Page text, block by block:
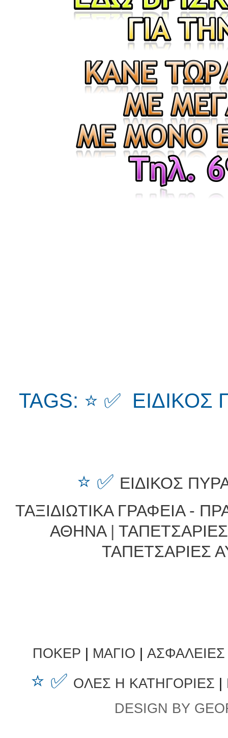
TAGS: ⭐ ✅
⭐ ✅ ΕΙΔΙΚΟΣ
ΤΑΞΙΔΙΩΤΙΚΑ ΓΡΑΦΕΙΑ -
ΑΘΗΝΑ|
ΤΑΠΕΤΣΑΡΙΕΣ
ΠΟΚΕΡ ΜΑΓΙΟ
⭐ ✅ ΟΛΕΣ Η ΚΑΤΗΓΟΡΙΕΣ
DESIGN BY